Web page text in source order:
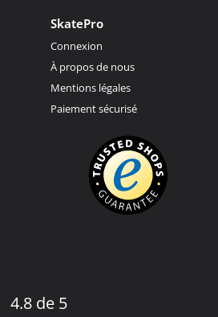
SkatePro
Connexion
À propos de nous
Mentions légales
Paiement sécurisé
4.8 de 5